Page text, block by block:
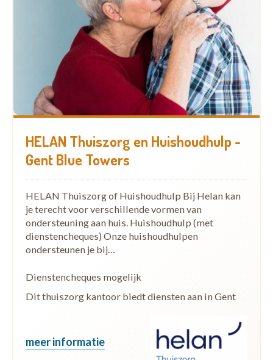
HELAN Thuiszorg en Huishoudhulp -
Gent Blue Towers
HELAN Thuiszorg of Huishoudhulp Bij Helan kan
je terecht voor verschillende vormen van
ondersteuning aan huis. Huishoudhulp (met
dienstencheques) Onze huishoudhulpen
ondersteunen je bij…
Dienstencheques mogelijk
Dit thuiszorg kantoor biedt diensten aan in Gent
meer informatie